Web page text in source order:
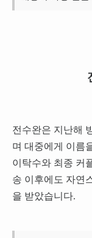
전수완은 지난해
며 대중에게 이름
이탁수와 최종 커
송 이후에도 자연
을 받았습니다.